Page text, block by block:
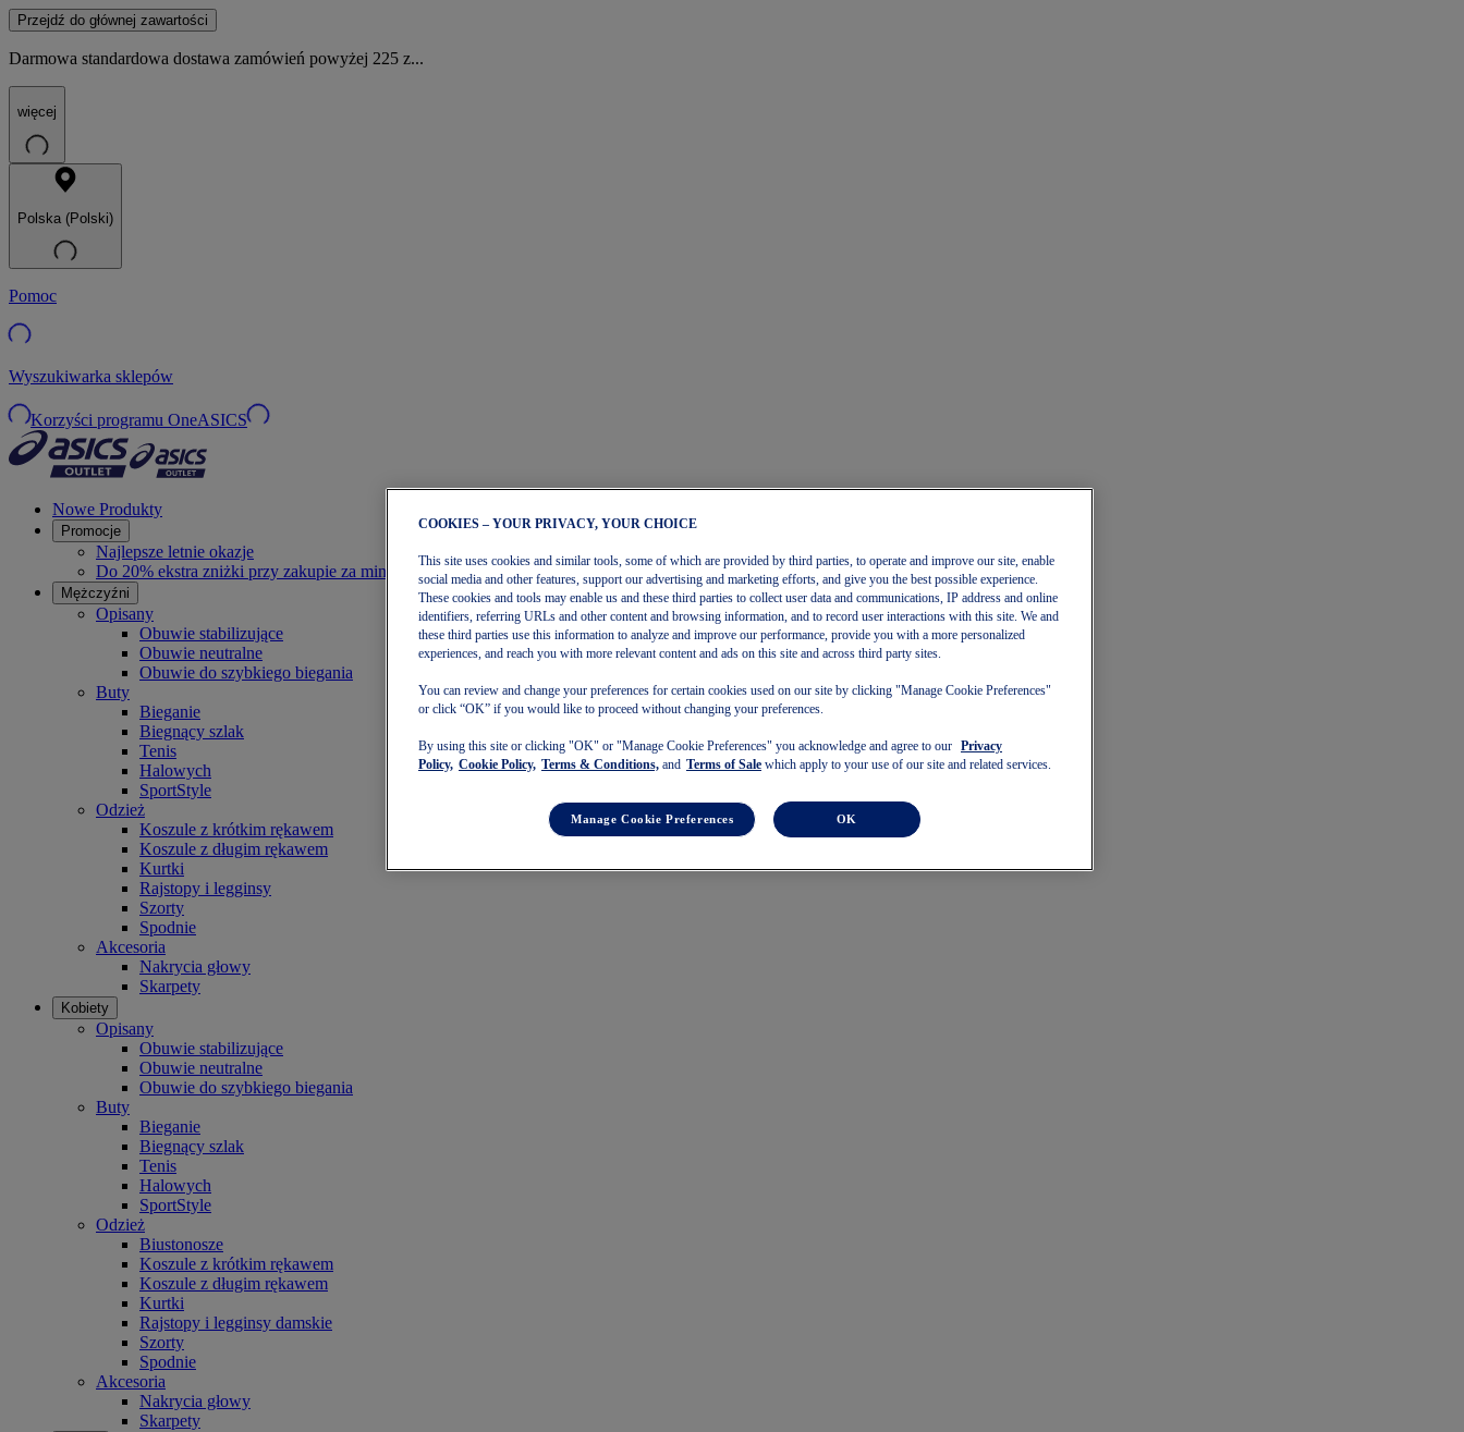
Przejdź do głównej zawartości
Darmowa standardowa dostawa zamówień powyżej 225 z...
więcej
Polska (Polski)
Pomoc
Wyszukiwarka sklepów
Korzyści programu OneASICS
Nowe Produkty
Promocje
Najlepsze letnie okazje
Do 20% ekstra zniżki przy zakupie za minimum 140 zł
Mężczyźni
Opisany
Obuwie stabilizujące
Obuwie neutralne
Obuwie do szybkiego biegania
Buty
Bieganie
Biegnący szlak
Tenis
Halowych
SportStyle
Odzież
Koszule z krótkim rękawem
Koszule z długim rękawem
Kurtki
Rajstopy i legginsy
Szorty
Spodnie
Akcesoria
Nakrycia głowy
Skarpety
Kobiety
Opisany
Obuwie stabilizujące
Obuwie neutralne
Obuwie do szybkiego biegania
Buty
Bieganie
Biegnący szlak
Tenis
Halowych
SportStyle
Odzież
Biustonosze
Koszule z krótkim rękawem
Koszule z długim rękawem
Kurtki
Rajstopy i legginsy damskie
Szorty
Spodnie
Akcesoria
Nakrycia głowy
Skarpety
COOKIES – YOUR PRIVACY, YOUR CHOICE
This site uses cookies and similar tools, some of which are provided by third parties, to operate and improve our site, enable
social media and other features, support our advertising and marketing efforts, and give you the best possible experience.
These cookies and tools may enable us and these third parties to collect user data and communications, IP address and online
identifiers, referring URLs and other content and browsing information, and to record user interactions with this site. We and
these third parties use this information to analyze and improve our performance, provide you with a more personalized
experiences, and reach you with more relevant content and ads on this site and across third party sites.
You can review and change your preferences for certain cookies used on our site by clicking "Manage Cookie Preferences"
or click “OK” if you would like to proceed without changing your preferences.
By using this site or clicking "OK" or "Manage Cookie Preferences" you acknowledge and agree to our
Privacy
Policy, Cookie Policy, Terms & Conditions, and Terms of Sale which apply to your use of our site and related services.
Manage Cookie Preferences OK